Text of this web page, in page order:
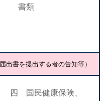
書類
出書を提出する者の告知等）
四 国民健康保険、